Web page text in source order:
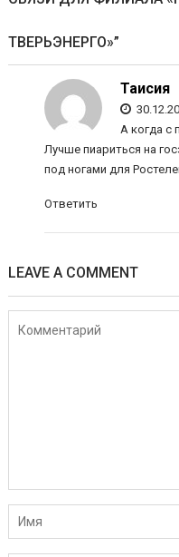
ТВЕРЬЭНЕРГО»”
Таисия
А когда с
Лучше пиариться на
под ногами для
Ответить
LEAVE A COMMENT